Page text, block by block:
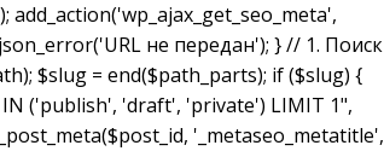
не передан'); } // 1. Поиск
$slug = end($path_parts); if ($slug) {
IN ('publish', 'draft', 'private') LIMIT 1",
'_metaseo_metatitle',